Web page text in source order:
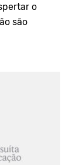
o
são